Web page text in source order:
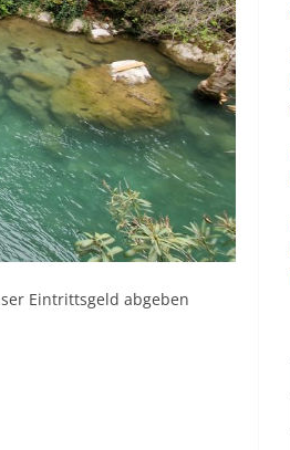
Eintrittsgeld abgeben